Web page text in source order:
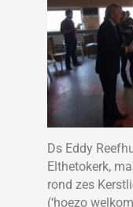
Ds Eddy
Elthetokerk,
rond zes
(‘hoezo